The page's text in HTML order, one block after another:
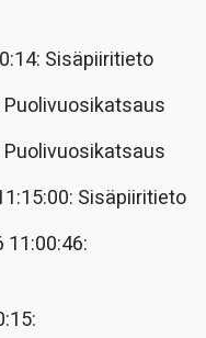
Sisäpiiritieto
Puolivuosikatsaus
Puolivuosikatsaus
Sisäpiiritieto
11:00:46: